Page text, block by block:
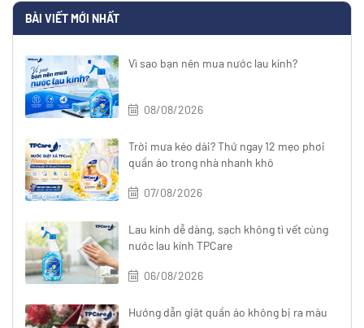
BÀI VIẾT MỚI NHẤT
Vì sao bạn nên mua nước lau kính?
08/08/2026
Trời mưa kéo dài? Thử ngay 12 mẹo phơi
quần áo trong nhà nhanh khô
07/08/2026
Lau kính dễ dàng, sạch không tì vết cùng
nước lau kính TPCare
06/08/2026
Hướng dẫn giặt quần áo không bị ra màu